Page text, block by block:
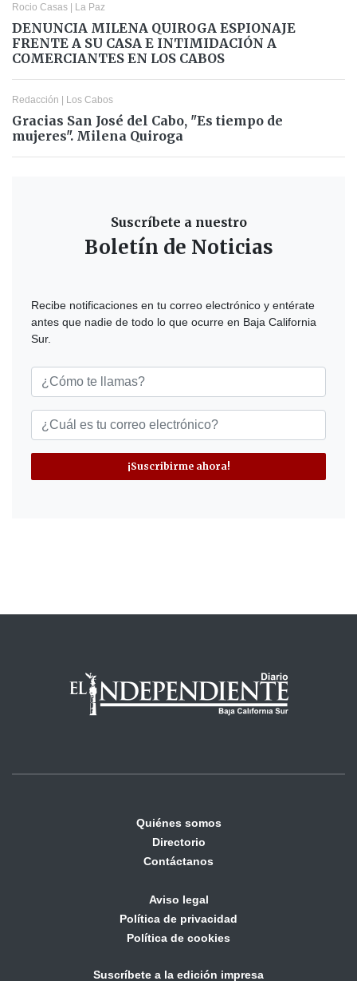
Rocio Casas | La Paz
DENUNCIA MILENA QUIROGA ESPIONAJE
FRENTE A SU CASA E INTIMIDACIÓN A
COMERCIANTES EN LOS CABOS
Redacción | Los Cabos
Gracias San José del Cabo, "Es tiempo de
mujeres". Milena Quiroga
Suscríbete a nuestro
Boletín de Noticias
Recibe notificaciones en tu correo electrónico y entérate
antes que nadie de todo lo que ocurre en Baja California
Sur.
¡Suscribirme ahora!
Quiénes somos
Directorio
Contáctanos
Aviso legal
Política de privacidad
Política de cookies
Suscríbete a la edición impresa